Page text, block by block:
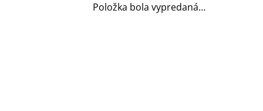
Položka bola vypredaná…